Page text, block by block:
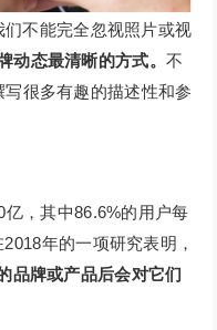
不能完全忽视照片或视
动态最清晰的方式。 不
很多有趣的描述性和参
，其中86.6%的用户每
年的一项研究表明，
品牌或产品后会对它们